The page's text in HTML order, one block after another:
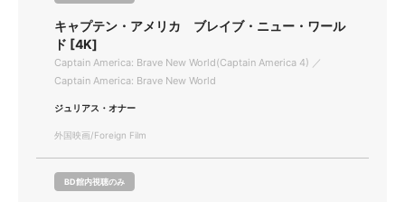
キャプテン・アメリカ ブレイブ・ニュー・ワール
ド [4K]
Captain America: Brave New World(Captain America 4) ／
Captain America: Brave New World
ジュリアス・オナー
外国映画/Foreign Film
BD館内視聴のみ